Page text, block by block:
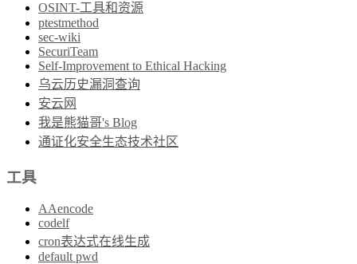
OSINT-工具和资源
ptestmethod
sec-wiki
SecuriTeam
Self-Improvement to Ethical Hacking
乌云历史漏洞查询
安云网
我是熊猫哥's Blog
通证化安全生态技术社区
工具
AAencode
codelf
cron表达式在线生成
default pwd